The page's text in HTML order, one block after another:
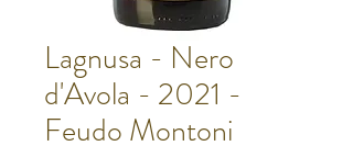
Lagnusa - Nero
d'Avola - 2021 -
Feudo Montoni